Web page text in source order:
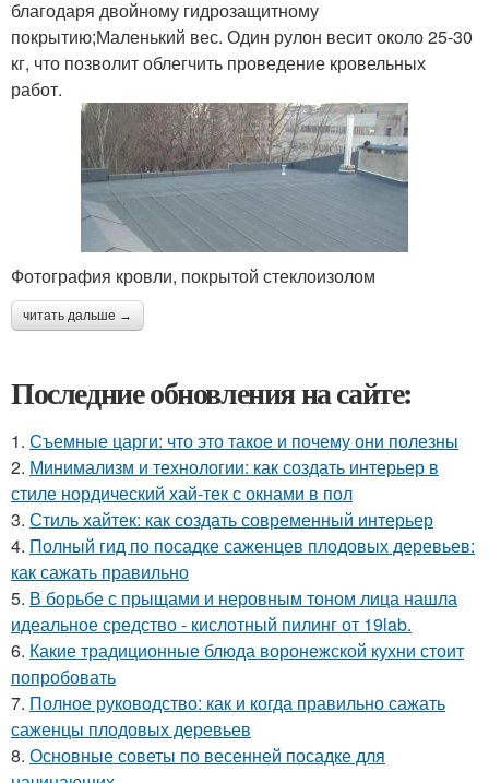
благодаря двойному гидрозащитному
покрытию;Маленький вес. Один рулон весит около 25-30
кг, что позволит облегчить проведение кровельных
работ.
Фотография кровли, покрытой стеклоизолом
читать дальше →
Последние обновления на сайте:
1. Съемные царги: что это такое и почему они полезны
2. Минимализм и технологии: как создать интерьер в
стиле нордический хай-тек с окнами в пол
3. Стиль хайтек: как создать современный интерьер
4. Полный гид по посадке саженцев плодовых деревьев:
как сажать правильно
5. В борьбе с прыщами и неровным тоном лица нашла
идеальное средство - кислотный пилинг от 19lab.
6. Какие традиционные блюда воронежской кухни стоит
попробовать
7. Полное руководство: как и когда правильно сажать
саженцы плодовых деревьев
8. Основные советы по весенней посадке для